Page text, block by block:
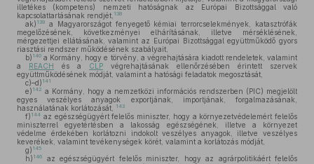
illetékes (kompetens) nemzeti hatóságnak az Európai Bizottsággal való
kapcsolattartásának rendjét, 138
ak) 139
a Magyarországot fenyegető kémiai terrorcselekmények, katasztrófák
megelőzésének, következményei elhárításának, illetve mérséklésének,
mérgezettjei ellátásának, valamint az Európai Bizottsággal együttműködő gyors
riasztási rendszer működésének szabályait,
b) 140 a Kormány, hogy e törvény, a végrehajtására kiadott rendeletek, valamint
a REACH és a CLP végrehajtásának ellenőrzésében érintett szervek
együttműködésének módját, valamint a hatósági feladatok megosztását,
c)–d) 141
e) 142 a Kormány, hogy a nemzetközi információs rendszerben (PIC) megjelölt
egyes veszélyes anyagok exportjának, importjának, forgalmazásának,
használatának korlátozását,
143
f) 144 az egészségügyért felelős miniszter, hogy a környezetvédelemért felelős
miniszterrel egyetértésben a lakosság egészségének, illetve a környezet
védelme érdekében korlátozni indokolt veszélyes anyagok, illetve veszélyes
keverékek, valamint tevékenységek körét, valamint a korlátozás módját,
g) 145
h) 146
az egészségügyért felelős miniszter, hogy az agrárpolitikáért felelős